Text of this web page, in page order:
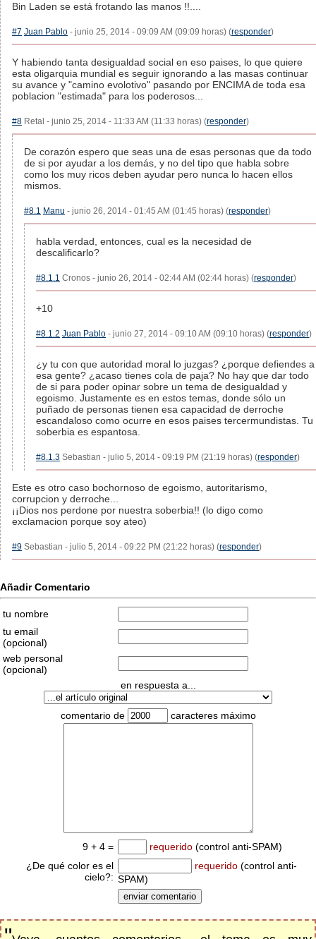
Bin Laden se está frotando las manos !!....
#7 Juan Pablo - junio 25, 2014 - 09:09 AM (09:09 horas) (responder)
Y habiendo tanta desigualdad social en eso paises, lo que quiere
esta oligarquia mundial es seguir ignorando a las masas continuar
su avance y "camino evolotivo" pasando por ENCIMA de toda esa
poblacion "estimada" para los poderosos...
#8 Retal - junio 25, 2014 - 11:33 AM (11:33 horas) (responder)
De corazón espero que seas una de esas personas que da todo
de si por ayudar a los demás, y no del tipo que habla sobre
como los muy ricos deben ayudar pero nunca lo hacen ellos
mismos.
#8.1 Manu - junio 26, 2014 - 01:45 AM (01:45 horas) (responder)
habla verdad, entonces, cual es la necesidad de
descalificarlo?
#8.1.1 Cronos - junio 26, 2014 - 02:44 AM (02:44 horas) (responder)
+10
#8.1.2 Juan Pablo - junio 27, 2014 - 09:10 AM (09:10 horas) (responder)
¿y tu con que autoridad moral lo juzgas? ¿porque defiendes a
esa gente? ¿acaso tienes cola de paja? No hay que dar todo
de si para poder opinar sobre un tema de desigualdad y
egoismo. Justamente es en estos temas, donde sólo un
puñado de personas tienen esa capacidad de derroche
escandaloso como ocurre en esos paises tercermundistas. Tu
soberbia es espantosa.
#8.1.3 Sebastian - julio 5, 2014 - 09:19 PM (21:19 horas) (responder)
Este es otro caso bochornoso de egoismo, autoritarismo,
corrupcion y derroche...
¡¡Dios nos perdone por nuestra soberbia!! (lo digo como
exclamacion porque soy ateo)
#9 Sebastian - julio 5, 2014 - 09:22 PM (21:22 horas) (responder)
Añadir Comentario
tu nombre
tu email
(opcional)
web personal
(opcional)
en respuesta a...
comentario de caracteres máximo
9 + 4 = requerido (control anti-SPAM)
¿De qué color es el
cielo?:
requerido (control anti-
SPAM)